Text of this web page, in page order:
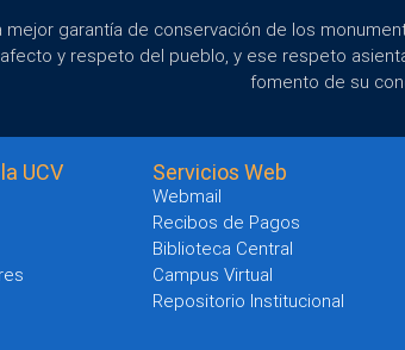
mejor garantía de conservación de los
afecto y respeto del pueblo, y ese respeto
fomento de su
UCV Servicios Web
Webmail
Recibos de Pagos
Biblioteca Central
Campus Virtual
Repositorio Institucional